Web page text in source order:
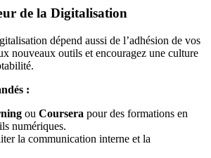
de la Digitalisation
dépend aussi de l’adhésion de vos
nouveaux outils et encouragez une culture
:
ou Coursera pour des formations en
numériques.
la communication interne et la